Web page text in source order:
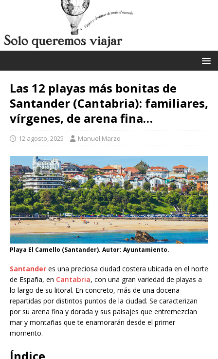
Las 12 playas más bonitas de
Santander (Cantabria): familiares,
vírgenes, de arena fina…
12 agosto, 2025 Manuel Marzo
Playa El Camello (Santander). Autor: Ayuntamiento.
Santander es una preciosa ciudad costera ubicada en el norte
de España, en Cantabria, con una gran variedad de playas a
lo largo de su litoral. En concreto, más de una docena
repartidas por distintos puntos de la ciudad. Se caracterizan
por su arena fina y dorada y sus paisajes que entremezclan
mar y montañas que te enamorarán desde el primer
momento.